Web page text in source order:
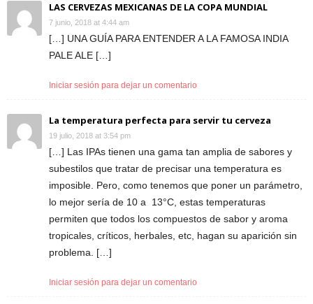
LAS CERVEZAS MEXICANAS DE LA COPA MUNDIAL
7 junio, 2018 at 4:44 am
[…] UNA GUÍA PARA ENTENDER A LA FAMOSA INDIA
PALE ALE […]
Iniciar sesión para dejar un comentario
La temperatura perfecta para servir tu cerveza
19 julio, 2018 at 3:54 pm
[…] Las IPAs tienen una gama tan amplia de sabores y
subestilos que tratar de precisar una temperatura es
imposible. Pero, como tenemos que poner un parámetro,
lo mejor sería de 10 a 13°C, estas temperaturas
permiten que todos los compuestos de sabor y aroma
tropicales, críticos, herbales, etc, hagan su aparición sin
problema. […]
Iniciar sesión para dejar un comentario